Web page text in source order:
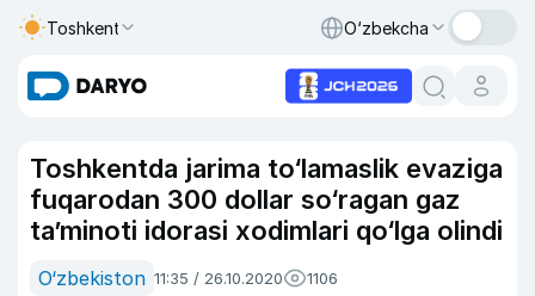
Toshkent O‘zbekcha
Toshkentda jarima to‘lamaslik evaziga
fuqarodan 300 dollar so‘ragan gaz
ta’minoti idorasi xodimlari qo‘lga olindi
O‘zbekiston 11:35 / 26.10.2020 1106